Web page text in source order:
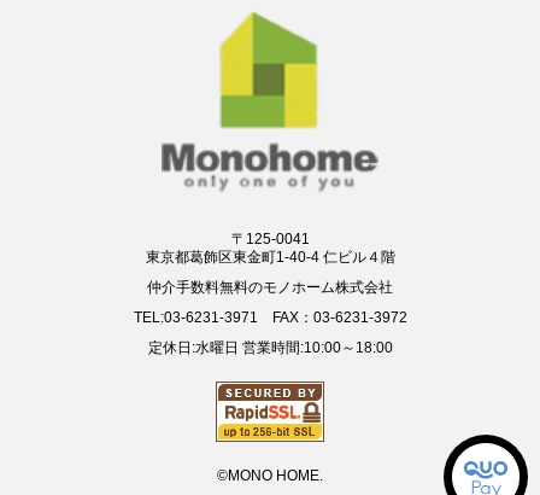
〒125-0041
東京都葛飾区東金町1-40-4 仁ビル４階
仲介手数料無料のモノホーム株式会社
TEL:03-6231-3971 FAX：03-6231-3972
定休日:水曜日 営業時間:10:00～18:00
©MONO HOME.